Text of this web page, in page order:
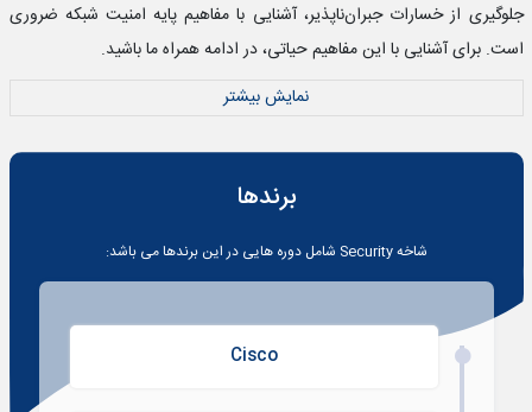
جلوگیری از خسارات جبران‌ناپذیر، آشنایی با مفاهیم پایه امنیت شبکه ضروری
است. برای آشنایی با این مفاهیم حیاتی، در ادامه همراه ما باشید.
نمایش بیشتر
برندها
شاخهSecurity شامل دوره هایی در این برندها می باشد:
Cisco